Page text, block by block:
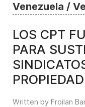
Venezuela /
LOS CPT
PARA
Written by Froilan